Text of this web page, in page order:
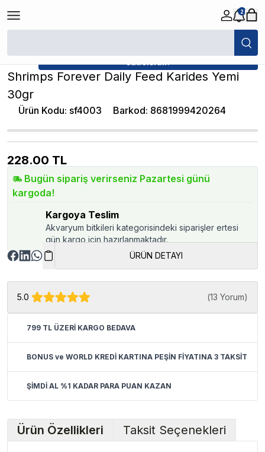
2
/ Shrimps Forever Daily Feed Karides Yemi 30gr
satıcısıdır.
Shrimps Forever Daily Feed Karides Yemi
30gr
Ürün Kodu: sf4003 Barkod: 8681999420264
228.00 TL
Bugün sipariş verirseniz Pazartesi günü
kargoda!
Kargoya Teslim
Akvaryum bitkileri kategorisindeki siparişler ertesi
gün kargo için hazırlanmaktadır.
ÜRÜN DETAYI
5.0 (13 Yorum)
799 TL ÜZERİ KARGO BEDAVA
BONUS ve WORLD KREDİ KARTINA PEŞİN FİYATINA 3 TAKSİT
ŞİMDİ AL %1 KADAR PARA PUAN KAZAN
Ürün Özellikleri Taksit Seçenekleri